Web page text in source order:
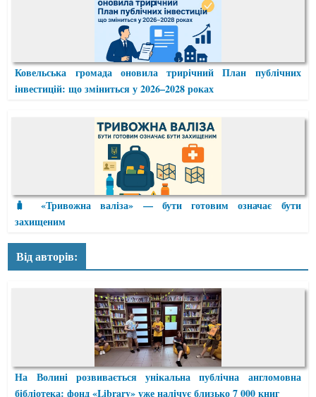
Ковельська громада оновила трирічний План публічних
інвестицій: що зміниться у 2026–2028 роках
🧳 «Тривожна валіза» — бути готовим означає бути
захищеним
Від авторів:
На Волині розвивається унікальна публічна англомовна
бібліотека: фонд «Library» уже налічує близько 7 000 книг